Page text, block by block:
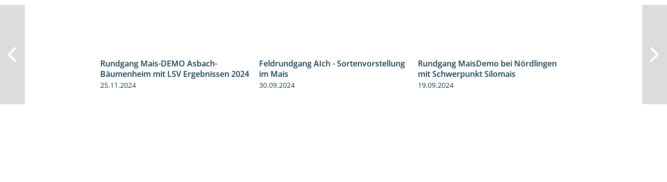
8:38
Rundgang Mais-DEMO Asbach-
Bäumenheim mit LSV Ergebnissen 2024
25.11.2024
Feldrundgang AIch - Sortenvorstellung
im Mais
30.09.2024
10:51
Rundgang MaisDemo bei Nördlingen
mit Schwerpunkt Silomais
19.09.2024